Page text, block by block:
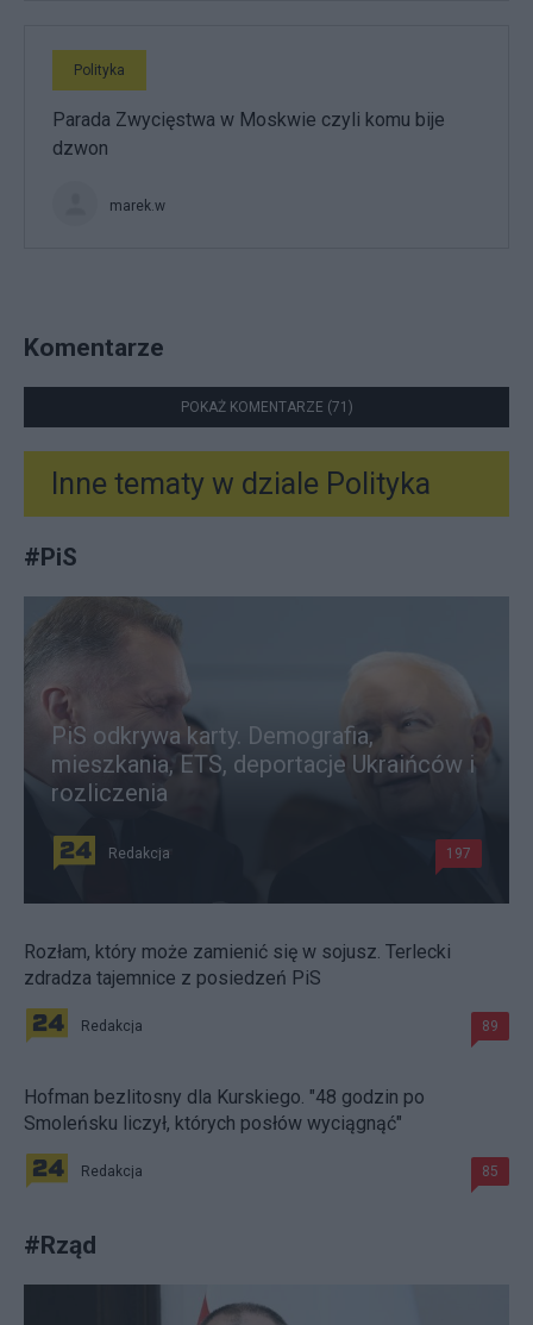
Polityka
Parada Zwycięstwa w Moskwie czyli komu bije
dzwon
marek.w
Komentarze
POKAŻ KOMENTARZE (71)
Inne tematy w dziale Polityka
#PiS
PiS odkrywa karty. Demografia,
mieszkania, ETS, deportacje Ukraińców i
rozliczenia
Redakcja 197
Rozłam, który może zamienić się w sojusz. Terlecki
zdradza tajemnice z posiedzeń PiS
Redakcja 89
Hofman bezlitosny dla Kurskiego. "48 godzin po
Smoleńsku liczył, których posłów wyciągnąć"
Redakcja 85
#Rząd